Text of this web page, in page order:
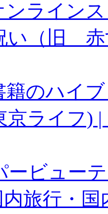
ンライン
い（旧 赤
のハイ
京ライフ)
ービュー
内旅行・